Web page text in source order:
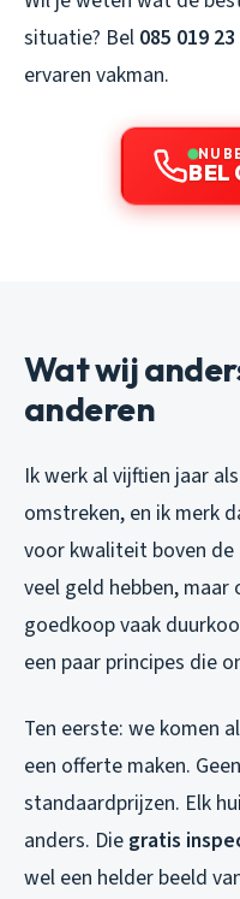
situatie? Bel 085 019
ervaren vakman.
NU
BEL
Wat wij
anderen
Ik werk al vijftien jaar
omstreken, en ik merk
voor kwaliteit boven
veel geld hebben,
goedkoop vaak
een paar principes die
Ten eerste: we komen
een offerte maken.
standaardprijzen. Elk
anders. Die gratis
wel een helder beeld